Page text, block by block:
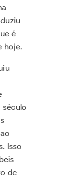
é
hoje.
século
Isso
de